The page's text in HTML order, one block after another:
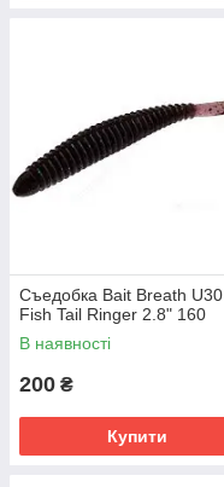
Съедобка Bait Breath U30
Fish Tail Ringer 2.8" 160
В наявності
200 ₴
Купити